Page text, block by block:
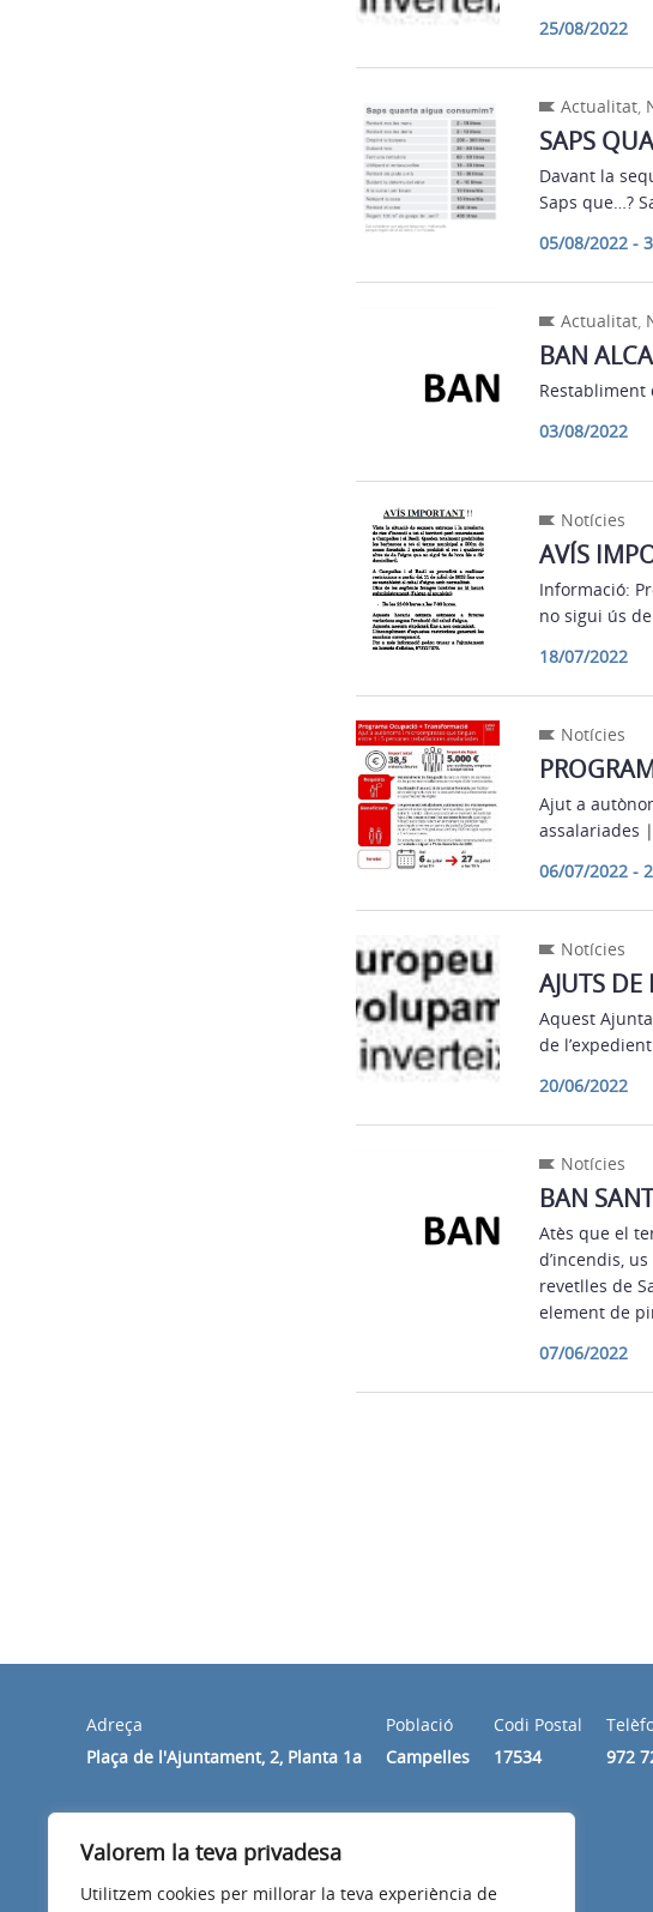
Valorem la teva privadesa
Utilitzem cookies per millorar la teva experiència de
25/08/2022
Actualitat,
SAPS
Davant la
Saps que…?
05/08/2022 -
Actualitat,
BAN
Restabliment
03/08/2022
Notícies
AVÍS
Informació:
no sigui ús
18/07/2022
Notícies
Ajut a
assalariades
06/07/2022 -
Notícies
AJUTS DE
Aquest
de
20/06/2022
Notícies
BAN
Atès que el
d’incendis,
revetlles de
element de
07/06/2022
Adreça
Plaça de l'Ajuntament, 2, Planta 1a
Població
Campelles
Codi Postal
17534
972
De dilluns a divendres de 10 h a 14 h.